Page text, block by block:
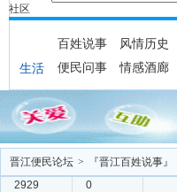
社区
生活
百姓说事
风情历史
便民问事
情感酒廊
晋江便民论坛 > 『晋江百姓说事』
2929
0